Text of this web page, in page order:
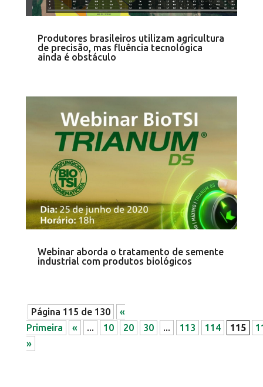
Produtores brasileiros utilizam agricultura
de precisão, mas fluência tecnológica
ainda é obstáculo
Webinar aborda o tratamento de semente
industrial com produtos biológicos
Página 115 de 130
«
Primeira
« ... 10 20 30 ... 113 114 115
»